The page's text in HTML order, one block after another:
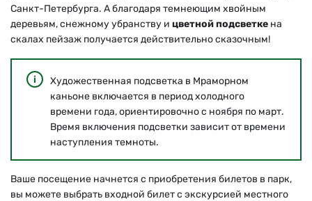
Санкт-Петербурга. А благодаря темнеющим хвойным
деревьям, снежному убранству и цветной подсветке на
скалах пейзаж получается действительно сказочным!
Художественная подсветка в Мраморном
каньоне включается в период холодного
времени года, ориентировочно с ноября по март.
Время включения подсветки зависит от времени
наступления темноты.
Ваше посещение начнется с приобретения билетов в парк,
вы можете выбрать входной билет с экскурсией местного